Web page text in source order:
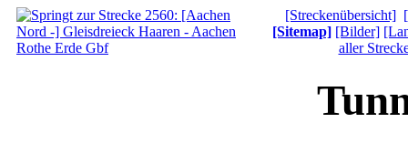
[Streckenübersicht]
[Sitemap] [Bilder]
aller